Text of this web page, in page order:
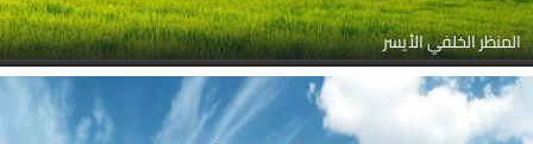
المنظر الخلفي الأيسر